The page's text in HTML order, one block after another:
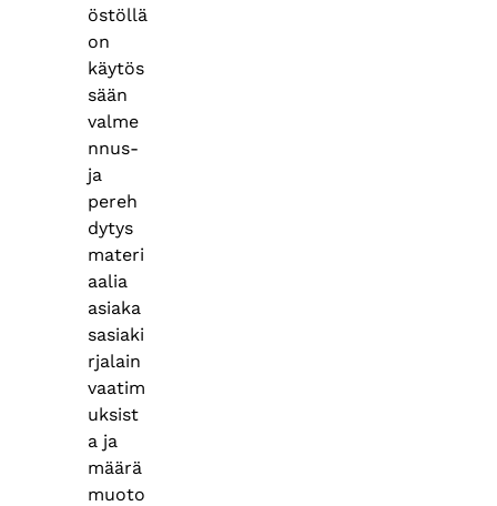
östöllä
on
käytös
sään
valme
nnus-
ja
pereh
dytys
materi
aalia
asiaka
sasiaki
rjalain
vaatim
uksist
a ja
määrä
muoto